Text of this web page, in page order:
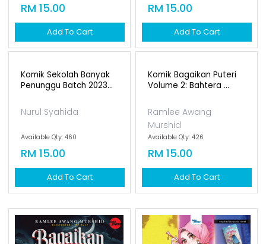
RM 15.00
Add To Cart
RM 15.00
Add To Cart
Komik Sekolah Banyak
Penunggu Batch 2023...
Nurul Syahida
Available Qty: 460
RM 15.00
Add To Cart
Komik Bagaikan Puteri
Volume 2: Bahtera ...
Ramlee Awang
Murshid
Available Qty: 426
RM 15.00
Add To Cart